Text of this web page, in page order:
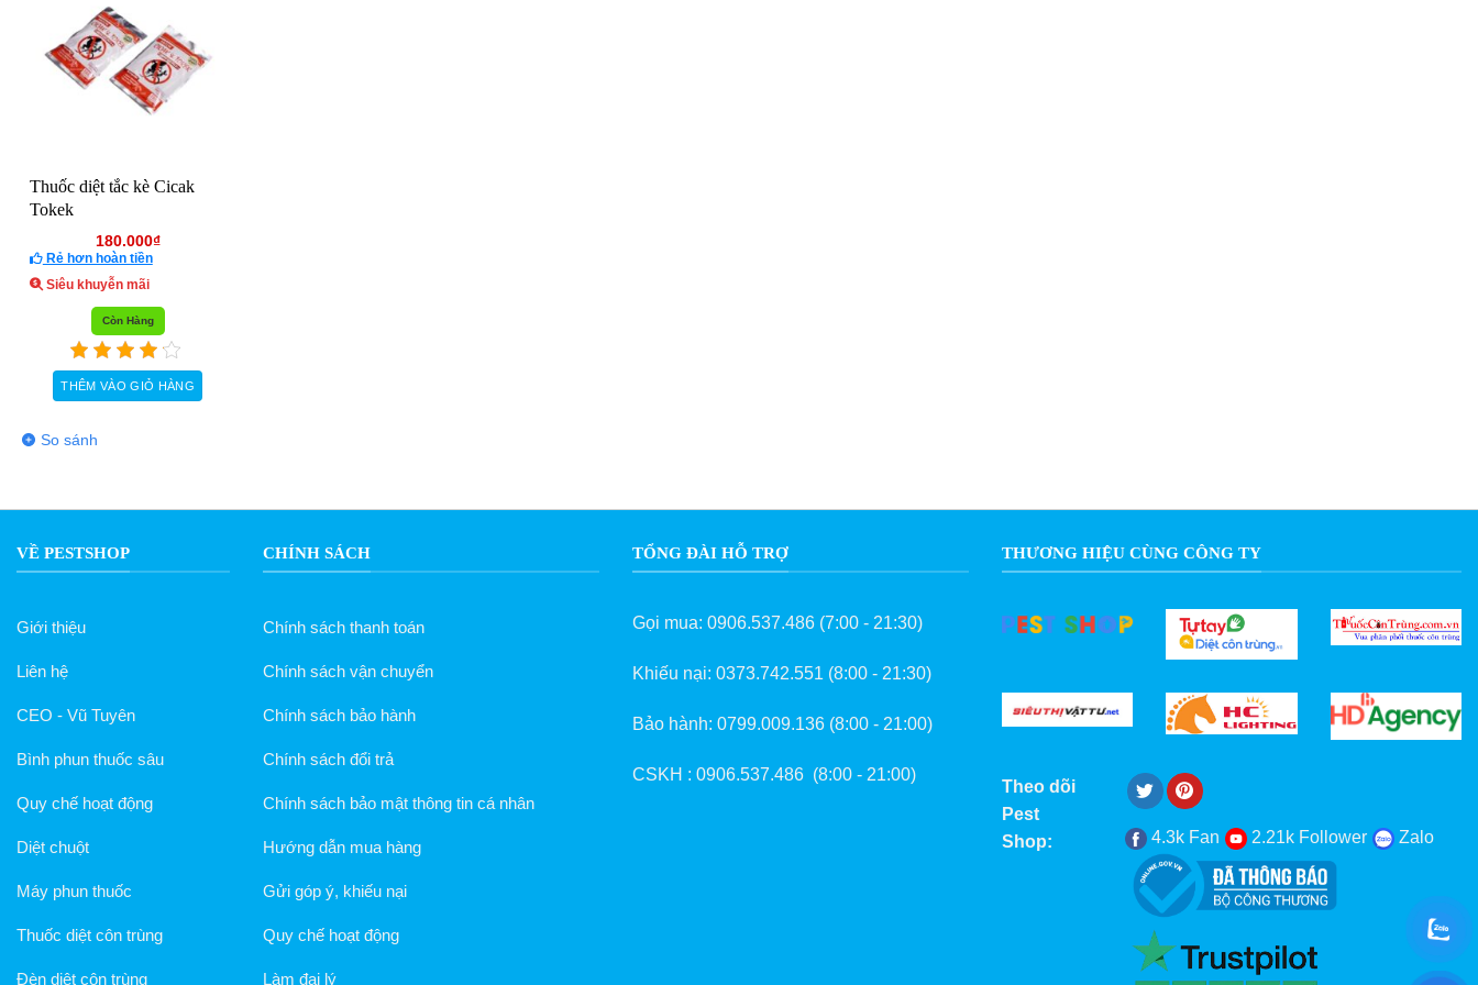
Thuốc diệt tắc kè Cicak
Tokek
180.000₫
Rẻ hơn hoàn tiền
Siêu khuyễn mãi
Còn Hàng
THÊM VÀO GIỎ HÀNG
So sánh
VỀ PESTSHOP
Giới thiệu
Liên hệ
CEO - Vũ Tuyên
Bình phun thuốc sâu
Quy chế hoạt động
Diệt chuột
Máy phun thuốc
Thuốc diệt côn trùng
Đèn diệt côn trùng
CHÍNH SÁCH
Chính sách thanh toán
Chính sách vận chuyển
Chính sách bảo hành
Chính sách đổi trả
Chính sách bảo mật thông tin cá nhân
Hướng dẫn mua hàng
Gửi góp ý, khiếu nại
Quy chế hoạt động
Làm đại lý
TỔNG ĐÀI HỖ TRỢ
Gọi mua: 0906.537.486 (7:00 - 21:30)
Khiếu nại: 0373.742.551 (8:00 - 21:30)
Bảo hành: 0799.009.136 (8:00 - 21:00)
CSKH : 0906.537.486 (8:00 - 21:00)
THƯƠNG HIỆU CÙNG CÔNG TY
Theo dõi
Pest
Shop:
4.3k Fan 2.21k Follower Zalo